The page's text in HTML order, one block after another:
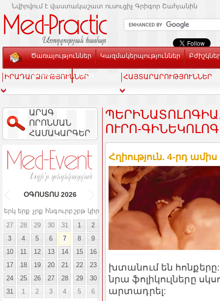
Նվիրվում է վաստակաշատ ուսուցիչ Գրիգոր Շահյանին
Ծառայություններ Կազմակերպություններ
Տեսասրահ Կապ
ԻՐԱԴԱՐՁՈՒԹՅՈՒՆՆԵՐ ՀԱՅՏԱՐԱՐՈՒԹՅՈՒՆՆԵՐ
ԱՐԱԳ
ՈՐՈՆՄԱՆ
ՀԱՄԱԿԱՐԳԵՐ
ՕԳՈՍՏՈՍ 2026
երկ երք չրք հնգուրբ շբթ կիր
27
28 29 30 31 1
2
3
4 5 6 7 8
9
10
11 12 13 14 15
16
17
18 19 20 21 22
23
24
25 26 27 28 29
30
31
1 2 3 4 5 6
ՒՐՈ-
Հղիություն. 4-րդ ամիս
խտանում են
նրա ֆոլիկուլները
արտադրել: